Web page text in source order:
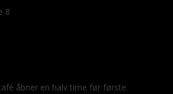
8
åbner en halv time før første